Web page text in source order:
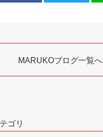
MARUKOブログ一覧へ
ゴリ